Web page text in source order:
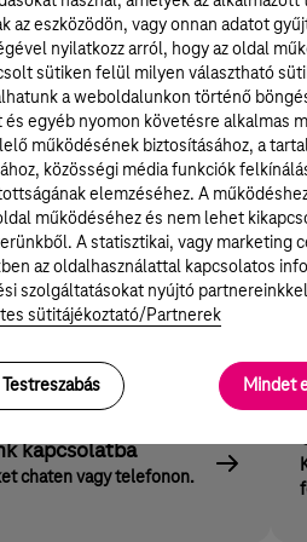
letöltése
kapcsolatba
chaten vagy telefonon.
az eszközödön, vagy onnan adatot
nyilatkozz arról, hogy az oldal
sütiken felül milyen választható
a weboldalunkon történő
és egyéb nyomon követésre alkalmas
működésének biztosításához, a
közösségi média funkciók
elemzéséhez. A
működéséhez és nem lehet
A statisztikai, vagy marketing
az oldalhasználattal kapcsolatos
szolgáltatásokat nyújtó
sütitájékoztató/Partnerek
Testreszabás Mindet